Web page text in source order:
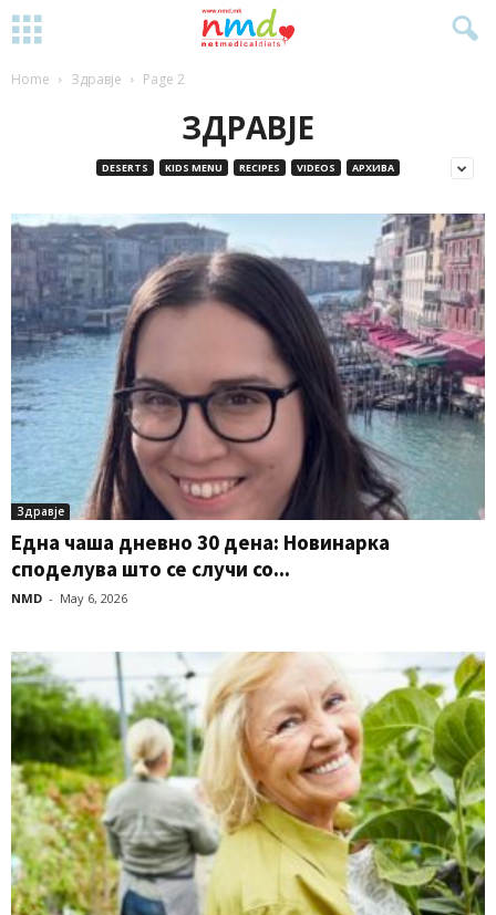
Home Здравје Page 2
ЗДРАВЈЕ
DESERTS KIDS MENU RECIPES VIDEOS АРХИВА
Здравје
Една чаша дневно 30 дена: Новинарка
споделува што се случи со...
NMD - May 6, 2026